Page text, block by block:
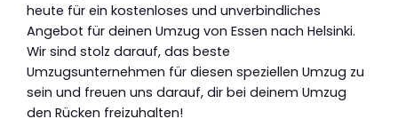
heute für ein kostenloses und unverbindliches
Angebot für deinen Umzug von Essen nach Helsinki.
Wir sind stolz darauf, das beste
Umzugsunternehmen für diesen speziellen Umzug zu
sein und freuen uns darauf, dir bei deinem Umzug
den Rücken freizuhalten!